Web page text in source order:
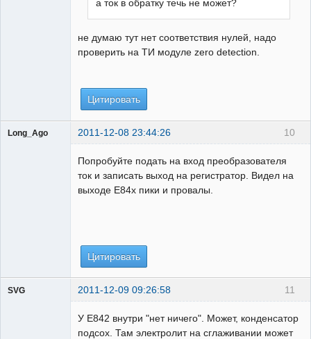
а ток в обратку течь не может?
не думаю тут нет соответствия нулей, надо
проверить на ТИ модуле zero detection.
Цитировать
10
Long_Ago 2011-12-08 23:44:26
Попробуйте подать на вход преобразователя
ток и записать выход на регистратор. Видел на
выходе Е84х пики и провалы.
Цитировать
11
SVG 2011-12-09 09:26:58
У Е842 внутри "нет ничего". Может, конденсатор
подсох. Там электролит на сглаживании может